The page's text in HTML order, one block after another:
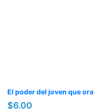
El poder del joven que ora
$6.00